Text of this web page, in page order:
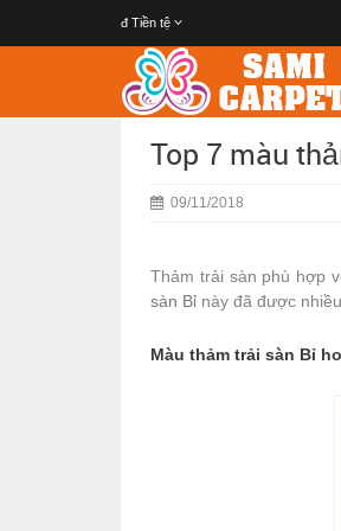
đ Tiền tệ
Top 7 màu
09/11/2018
Thảm trải sàn phù hợp
sàn Bỉ này đã được
Màu thảm trải sàn Bỉ